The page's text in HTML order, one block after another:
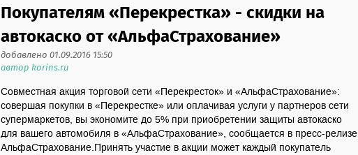
Покупателям «Перекрестка» - скидки на
автокаско от «АльфаСтрахование»
добавлено 01.09.2016 15:50
автор korins.ru
Совместная акция торговой сети «Перекресток» и «АльфаСтрахование»:
совершая покупки в «Перекрестке» или оплачивая услуги у партнеров сети
супермаркетов, вы экономите до 5% при приобретении защиты автокаско
для вашего автомобиля в «АльфаСтрахование», сообщается в пресс-релизе
АльфаСтрахование.Принять участие в акции может каждый покупатель